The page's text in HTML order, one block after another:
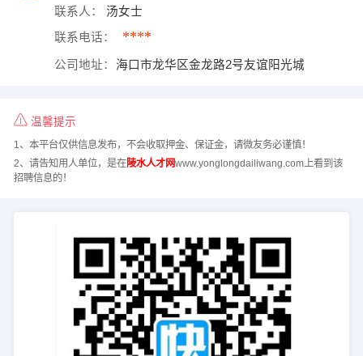
联系人： 汤女士
联系电话： ****
公司地址： 海口市龙华区金龙路2号友谊阳光城
温馨提示
1、本平台仅供信息发布，不会收取押金、保证金，请微友务必谨慎！
2、请告知用人单位，是在陵水人才网www.yonglongdailiwang.com上看到该
招聘信息的！